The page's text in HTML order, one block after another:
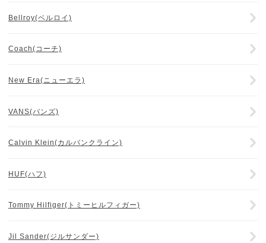
Bellroy(ベルロイ)
Coach(コーチ)
New Era(ニューエラ)
VANS(バンズ)
Calvin Klein(カルバンクライン)
HUF(ハフ)
Tommy Hilfiger(トミーヒルフィガー)
Jil Sander(ジルサンダー)